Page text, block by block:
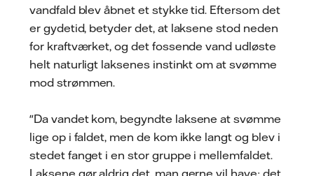
vandfald blev åbnet et stykke tid. Eftersom det
er gydetid, betyder det, at laksene stod neden
for kraftværket, og det fossende vand udløste
helt naturligt laksenes instinkt om at svømme
mod strømmen.
"Da vandet kom, begyndte laksene at svømme
lige op i faldet, men de kom ikke langt og blev i
stedet fanget i en stor gruppe i mellemfaldet.
Laksene gør aldrig det, man gerne vil have; det